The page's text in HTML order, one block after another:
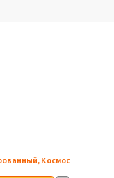
Космос